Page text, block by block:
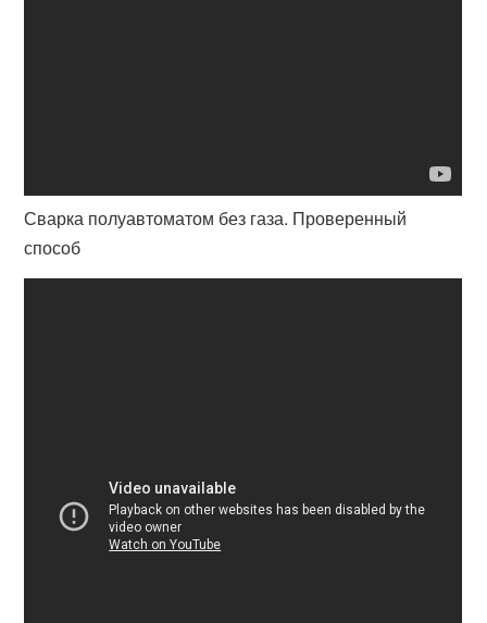
Сварка полуавтоматом без газа. Проверенный
способ